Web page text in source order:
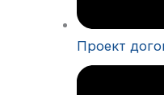
Проект